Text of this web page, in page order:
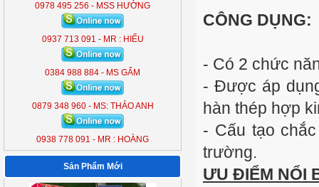
0978 495 256 - MSS HƯỜNG
0937 713 091 - MR : HIẾU
0384 988 884 - MS GẤM
0879 348 960 - MS: THẢO ANH
0938 778 091 - MR : HOÀNG
Sản Phẩm Mới
KB - 7300
ĐÈN LIỀN THỂ KOBE 7300 (
300W )
KB - 7300
CÔNG DỤNG:
- Có 2 chức
- Được áp
hàn thép hợp
- Cấu tạo
trường.
ƯU ĐIỂM NỔI